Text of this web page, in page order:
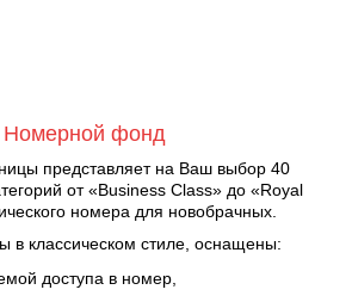
Номерной фонд
представляет на Ваш выбор 40
от «Business Class» до «Royal
номера для новобрачных.
в классическом стиле, оснащены:
доступа в номер,